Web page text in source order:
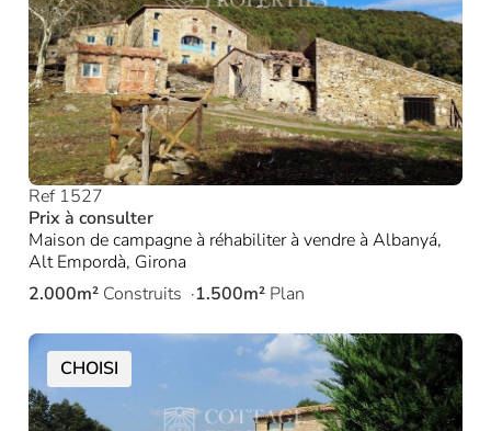
Ref 1527
Prix à consulter
Maison de campagne à réhabiliter à vendre à Albanyá,
Alt Empordà, Girona
2.000m² Construits 1.500m² Plan
CHOISI